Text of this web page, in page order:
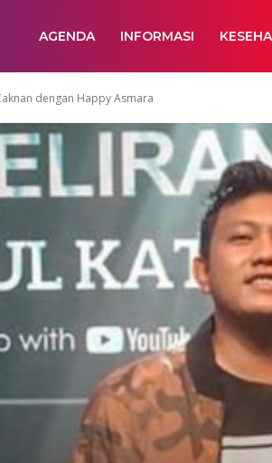
AGENDA INFORMASI
dengan Happy Asmara